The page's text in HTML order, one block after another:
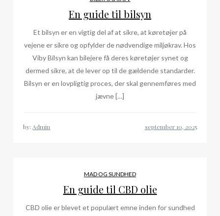
En guide til bilsyn
Et bilsyn er en vigtig del af at sikre, at køretøjer på
vejene er sikre og opfylder de nødvendige miljøkrav. Hos
Viby Bilsyn kan bilejere få deres køretøjer synet og
dermed sikre, at de lever op til de gældende standarder.
Bilsyn er en lovpligtig proces, der skal gennemføres med
jævne […]
by: Admin
MAD OG SUNDHED
En guide til CBD olie
CBD olie er blevet et populært emne inden for sundhed